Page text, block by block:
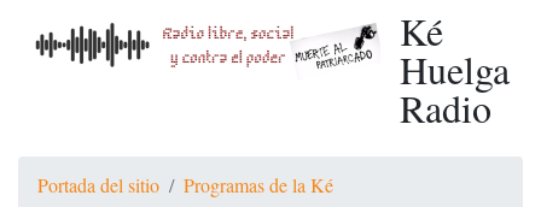
Ké
Huelga
Radio
Portada del sitio
Programas de la Ké